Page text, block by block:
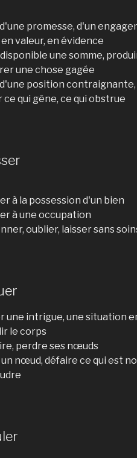
promesse, d'un
valeur, en évidence
une somme,
une chose gagée
position
qui gêne, ce qui obstrue
à la possession d'un bien
à une occupation
oublier, laisser sans
une intrigue, une situation
le corps
perdre ses nœuds
nœud, défaire ce qui est